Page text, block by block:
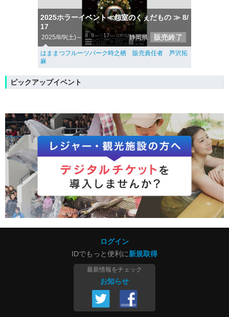
2025ホラーイベント≪怨室のくぇだもの ≫ 8/
17
2025/8/9(土)～ 静岡県 販売終了
はままつフルーツパーク時之栖 販売責任者 芦沢拓
麻
ピックアップイベント
ログイン
IDでもっと便利に新規取得
最新情報をチェック
お知らせ